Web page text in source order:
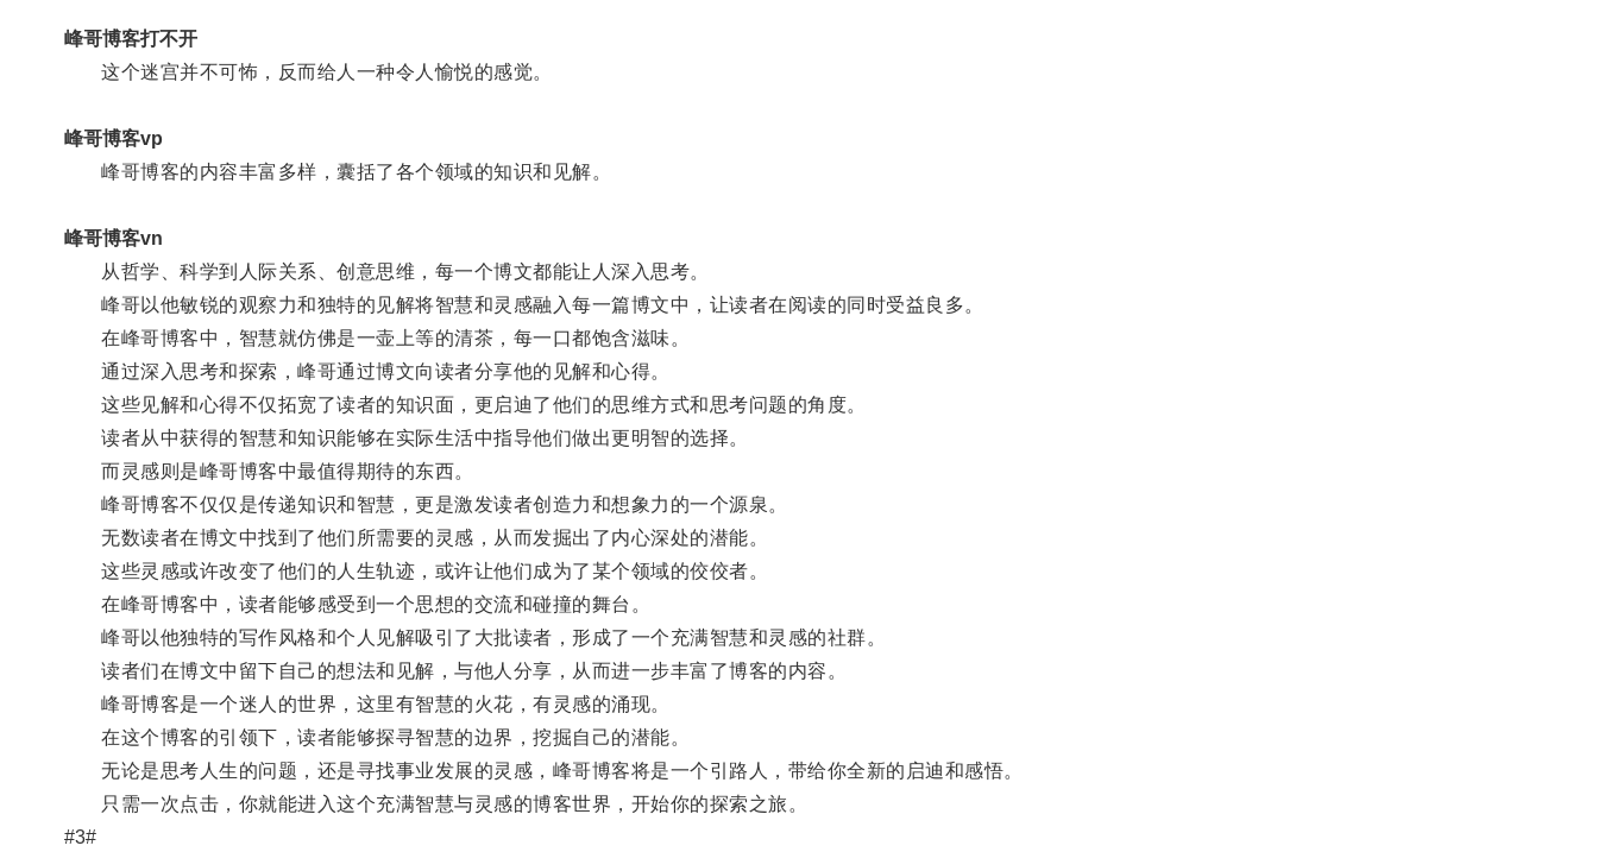
峰哥博客打不开
这个迷宫并不可怖，反而给人一种令人愉悦的感觉。
峰哥博客vp
峰哥博客的内容丰富多样，囊括了各个领域的知识和见解。
峰哥博客vn
从哲学、科学到人际关系、创意思维，每一个博文都能让人深入思考。
峰哥以他敏锐的观察力和独特的见解将智慧和灵感融入每一篇博文中，让读者在阅读的同时受益良多。
在峰哥博客中，智慧就仿佛是一壶上等的清茶，每一口都饱含滋味。
通过深入思考和探索，峰哥通过博文向读者分享他的见解和心得。
这些见解和心得不仅拓宽了读者的知识面，更启迪了他们的思维方式和思考问题的角度。
读者从中获得的智慧和知识能够在实际生活中指导他们做出更明智的选择。
而灵感则是峰哥博客中最值得期待的东西。
峰哥博客不仅仅是传递知识和智慧，更是激发读者创造力和想象力的一个源泉。
无数读者在博文中找到了他们所需要的灵感，从而发掘出了内心深处的潜能。
这些灵感或许改变了他们的人生轨迹，或许让他们成为了某个领域的佼佼者。
在峰哥博客中，读者能够感受到一个思想的交流和碰撞的舞台。
峰哥以他独特的写作风格和个人见解吸引了大批读者，形成了一个充满智慧和灵感的社群。
读者们在博文中留下自己的想法和见解，与他人分享，从而进一步丰富了博客的内容。
峰哥博客是一个迷人的世界，这里有智慧的火花，有灵感的涌现。
在这个博客的引领下，读者能够探寻智慧的边界，挖掘自己的潜能。
无论是思考人生的问题，还是寻找事业发展的灵感，峰哥博客将是一个引路人，带给你全新的启迪和感悟。
只需一次点击，你就能进入这个充满智慧与灵感的博客世界，开始你的探索之旅。
#3#